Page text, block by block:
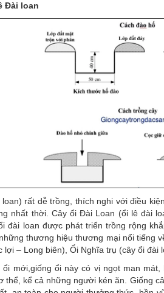
Đài loan
rất dễ trồng, thích nghi với điều
nhất thời. Cây ổi Đài Loan (ổi lê đài
đài loan được phát triển trồng rộng
thương hiệu thương mại nổi tiếng
lợi – Long biên), Ổi Nghĩa trụ (cây ổi
mới,giống ổi này có vị ngọt man
thể, kể cả những người kén ăn. Giống